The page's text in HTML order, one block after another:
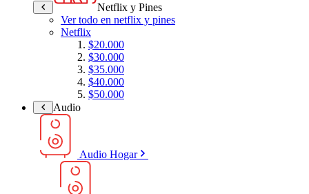
Netflix y Pines
Ver todo en netflix y pines
Netflix
$20.000
$30.000
$35.000
$40.000
$50.000
Audio
Audio Hogar